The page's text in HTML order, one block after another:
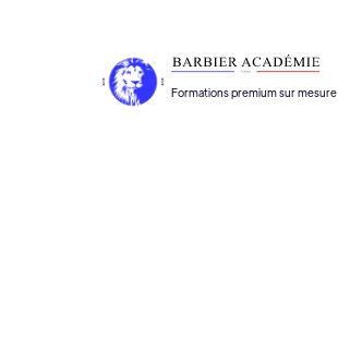
Formations premium sur mesure